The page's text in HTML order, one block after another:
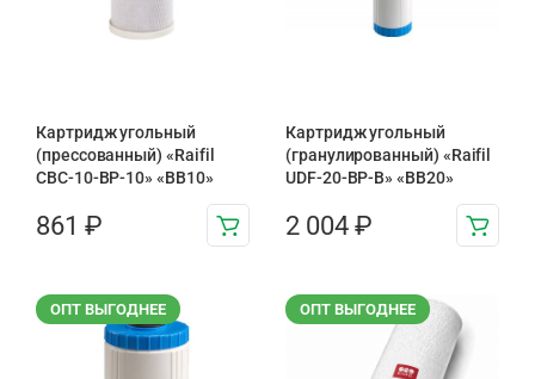
Картридж угольный
(прессованный) «Raifil
CBC-10-BP-10» «BB10»
861 ₽
Картридж угольный
(гранулированный) «Raifil
UDF-20-BP-B» «BB20»
2 004 ₽
ОПТ ВЫГОДНЕЕ ОПТ ВЫГОДНЕЕ